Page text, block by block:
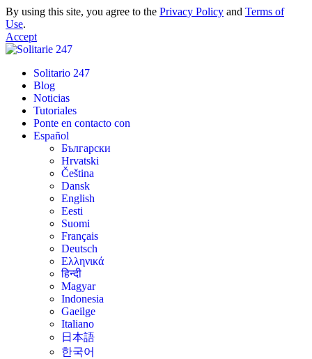
By using this site, you agree to the Privacy Policy and Terms of
Use.
Accept
Solitario 247
Blog
Noticias
Tutoriales
Ponte en contacto con
Español
Български
Hrvatski
Čeština
Dansk
English
Eesti
Suomi
Français
Deutsch
Ελληνικά
हिन्दी
Magyar
Indonesia
Gaeilge
Italiano
日本語
한국어